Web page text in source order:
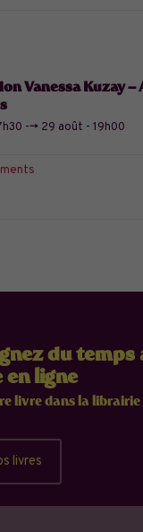
Vanessa Kuzay –
--> 29 août - 19h00
du temps
ligne
livre dans la
livres